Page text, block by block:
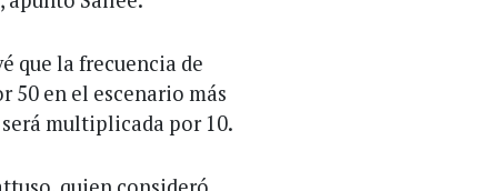
que la frecuencia de
50 en el escenario más
multiplicada por 10.